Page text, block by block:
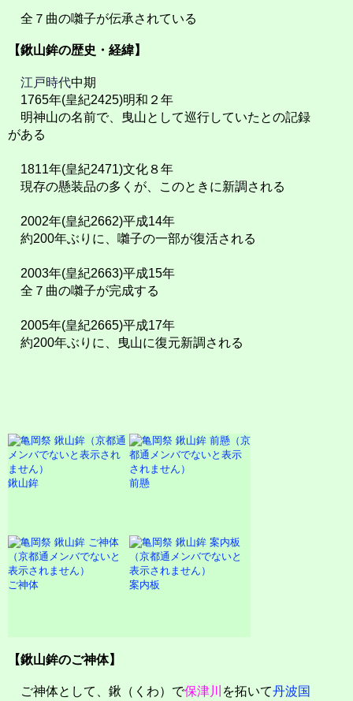
全７曲の囃子が伝承されている
【鍬山鉾の歴史・経緯】
江戸時代中期
1765年(皇紀2425)明和２年
明神山の名前で、曳山として巡行していたとの記録
がある
1811年(皇紀2471)文化８年
現存の懸装品の多くが、このときに新調される
2002年(皇紀2662)平成14年
約200年ぶりに、囃子の一部が復活される
2003年(皇紀2663)平成15年
全７曲の囃子が完成する
2005年(皇紀2665)平成17年
約200年ぶりに、曳山に復元新調される
鍬山鉾 前懸
ご神体 案内板
【鍬山鉾のご神体】
ご神体として、鍬（くわ）で保津川 を拓いて丹波国